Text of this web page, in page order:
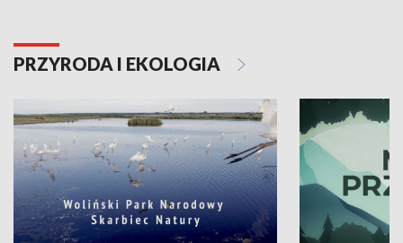
PRZYRODA I EKOLOGIA